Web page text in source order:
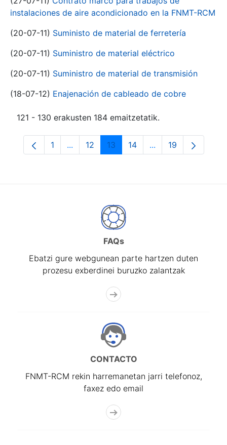
instalaciones de aire acondicionado en la FNMT-RCM
(20-07-11) Suministo de material de ferretería
(20-07-11) Suministro de material eléctrico
(20-07-11) Suministro de material de transmisión
(18-07-12) Enajenación de cableado de cobre
121 - 130 erakusten 184 emaitzetatik.
Orrialdea
1 ...Intermediate Pages Use TAB to navigate.
Orrialdea
12 Orrialdea
13 Orrialdea
14 ...Intermediate
Orrialdea
19
FAQs
Ebatzi gure webgunean parte hartzen duten
prozesu exberdinei buruzko zalantzak
CONTACTO
FNMT-RCM rekin harremanetan jarri telefonoz,
faxez edo email